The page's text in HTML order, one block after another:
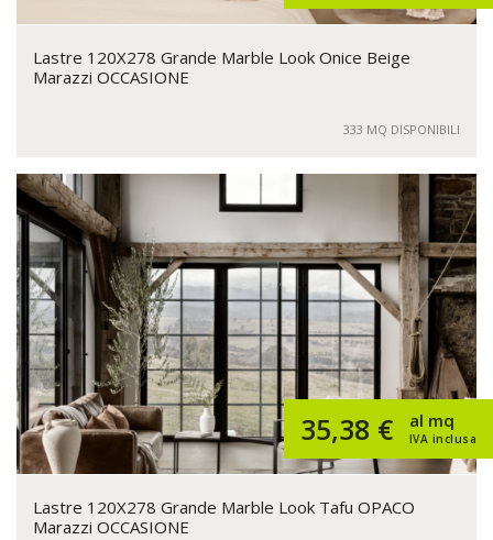
Lastre 120X278 Grande Marble Look Onice Beige
Marazzi OCCASIONE
333 MQ DISPONIBILI
35,38 € IVA inclusa
al mq
Lastre 120X278 Grande Marble Look Tafu OPACO
Marazzi OCCASIONE